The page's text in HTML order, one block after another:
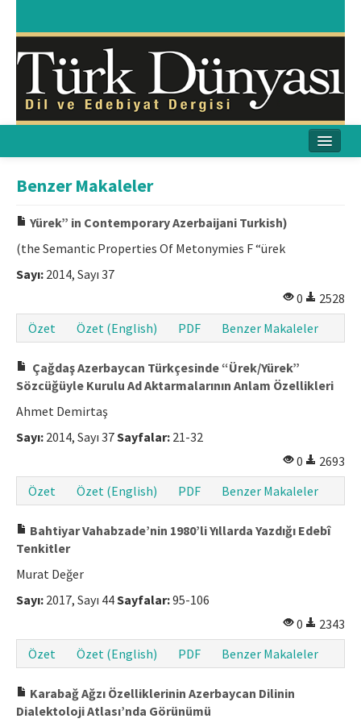
Yayın İlkeleri
Etik İlkeler
İletişim
Makale Gönder
ISSN: 1301-0077 · e-ISSN: 2651-5091
Benzer Makaleler
Yürek” in Contemporary Azerbaijani Turkish)
(the Semantic Properties Of Metonymies F “ürek
Sayı: 2014, Sayı 37
0
2528
Özet
Özet (English) PDF Benzer Makaleler
Çağdaş Azerbaycan Türkçesinde “Ürek/Yürek”
Sözcüğüyle Kurulu Ad Aktarmalarının Anlam Özellikleri
Ahmet Demirtaş
Sayı: 2014, Sayı 37Sayfalar: 21-32
0
2693
Özet
Özet (English) PDF Benzer Makaleler
Bahtiyar Vahabzade’nin 1980’li Yıllarda Yazdığı Edebî
Tenkitler
Murat Değer
Sayı: 2017, Sayı 44Sayfalar:95-106
0
2343
Özet
Özet (English) PDF Benzer Makaleler
Karabağ Ağzı Özelliklerinin Azerbaycan Dilinin
Dialektoloji Atlası’nda Görünümü